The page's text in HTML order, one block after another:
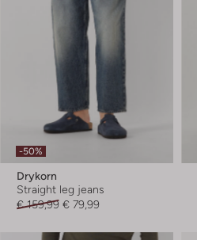
-50%
Drykorn
Straight leg jeans
€ 159,99 € 79,99